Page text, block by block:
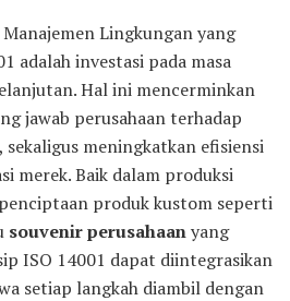
Lingkungan yang
adalah investasi pada masa
Hal ini mencerminkan
jawab perusahaan terhadap
meningkatkan efisiensi
merek. Baik dalam produksi
produk kustom seperti
souvenir perusahaanyang
ISO 14001 dapat diintegrasikan
setiap langkah diambil dengan